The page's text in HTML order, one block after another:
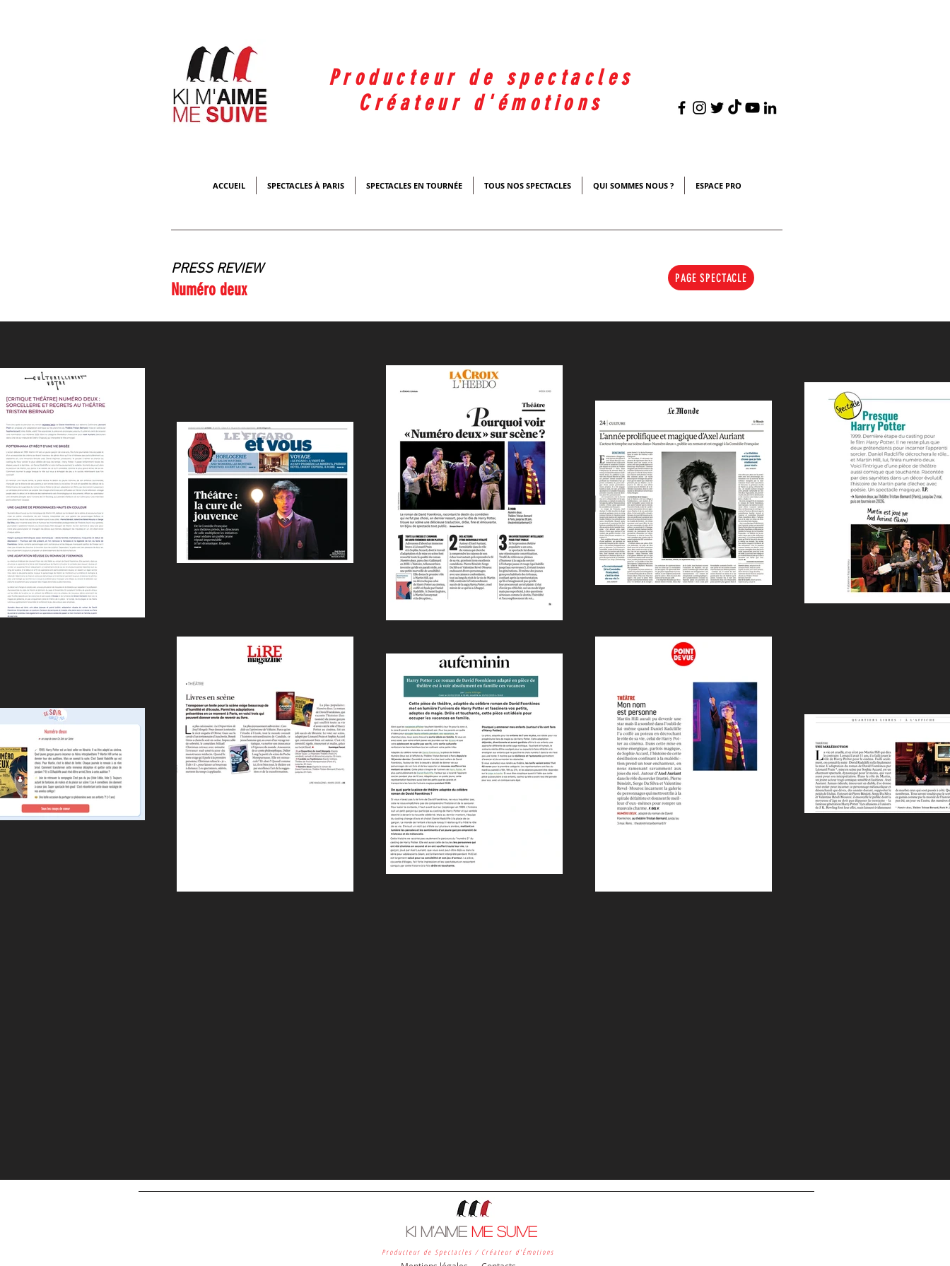
Producteur de spectacles
Créateur d'émotions
ACCUEIL SPECTACLES À PARIS SPECTACLES EN TOURNÉE TOUS NOS SPECTACLES QUI SOMMES NOUS ? ESPACE PRO
PRESS REVIEW
Numéro deux
PAGE SPECTACLE
KI M'AIME ME SUIVE
Producteur de Spectacles / Créateur d'Émotions